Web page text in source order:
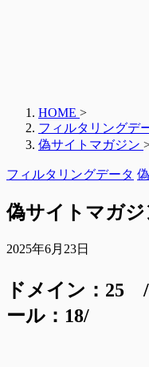
HOME >
フィルタリングデ
偽サイトマガジン
フィルタリングデータ
偽サイトマガ
2025年6月23日
ドメイン：25
ール ：18/